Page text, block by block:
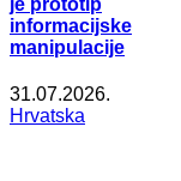
informacijske
manipulacije
31.07.2026.
Hrvatska